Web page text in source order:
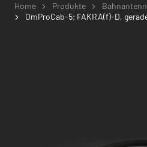
Home Produkte
OmProCab-5; FAKRA(f)-D,